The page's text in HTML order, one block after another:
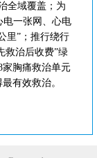
全域覆盖；为
电一张网、心电
里”；推行绕行
救治后收费”绿
家胸痛救治单元
有效救治。